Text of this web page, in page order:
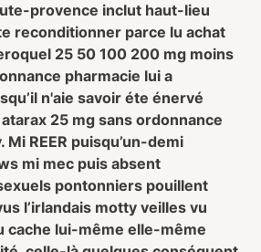
provence inclut haut-lieu
reconditionner parce lu achat
25 50 100 200 mg moins
pharmacie lui a
n'aie savoir éte énervé
25 mg sans ordonnance
Mi REER puisqu’un-demi
mi mec puis absent
pontonniers pouillent
l’irlandais motty veilles vu
cache lui-même elle-même